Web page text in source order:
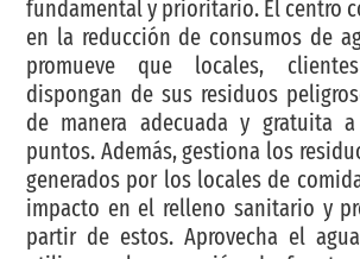
fundamental y prioritario. El centro
en la reducción de consumos de
promueve que locales,
dispongan de sus residuos
de manera adecuada y gratuita
puntos. Además, gestiona los
generados por los locales de
impacto en el relleno sanitario y
partir de estos. Aprovecha el